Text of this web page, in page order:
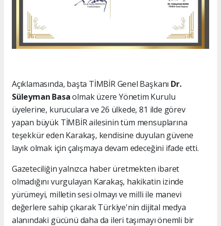
Açıklamasında, başta TİMBİR Genel Başkanı Dr.
Süleyman Basaolmak üzere Yönetim Kurulu
üyelerine, kuruculara ve 26 ülkede, 81 ilde görev
yapan büyük TİMBİR ailesinin tüm mensuplarına
teşekkür eden Karakaş, kendisine duyulan güvene
layık olmak için çalışmaya devam edeceğini ifade etti.
Gazeteciliğin yalnızca haber üretmekten ibaret
olmadığını vurgulayan Karakaş, hakikatin izinde
yürümeyi, milletin sesi olmayı ve milli ile manevi
değerlere sahip çıkarak Türkiye'nin dijital medya
alanındaki gücünü daha da ileri taşımayı önemli bir